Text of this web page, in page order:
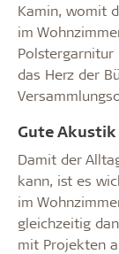
Kamin, womit
im
das Herz der
Gute Akustik
Damit der
kann, ist es
im
gleichzeitig
mit Projekten